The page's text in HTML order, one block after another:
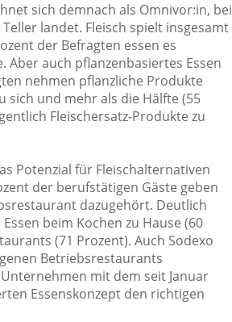
sich demnach als Omnivor:in, bei
landet. Fleisch spielt insgesamt
der Befragten essen es
Aber auch pflanzenbasiertes Essen
nehmen pflanzliche Produkte
sich und mehr als die Hälfte (55
Fleischersatz-Produkte zu
Potenzial für Fleischalternativen
der berufstätigen Gäste geben
dazugehört. Deutlich
beim Kochen zu Hause (60
(71 Prozent). Auch Sodexo
Betriebsrestaurants
mit dem seit Januar
Essenskonzept den richtigen